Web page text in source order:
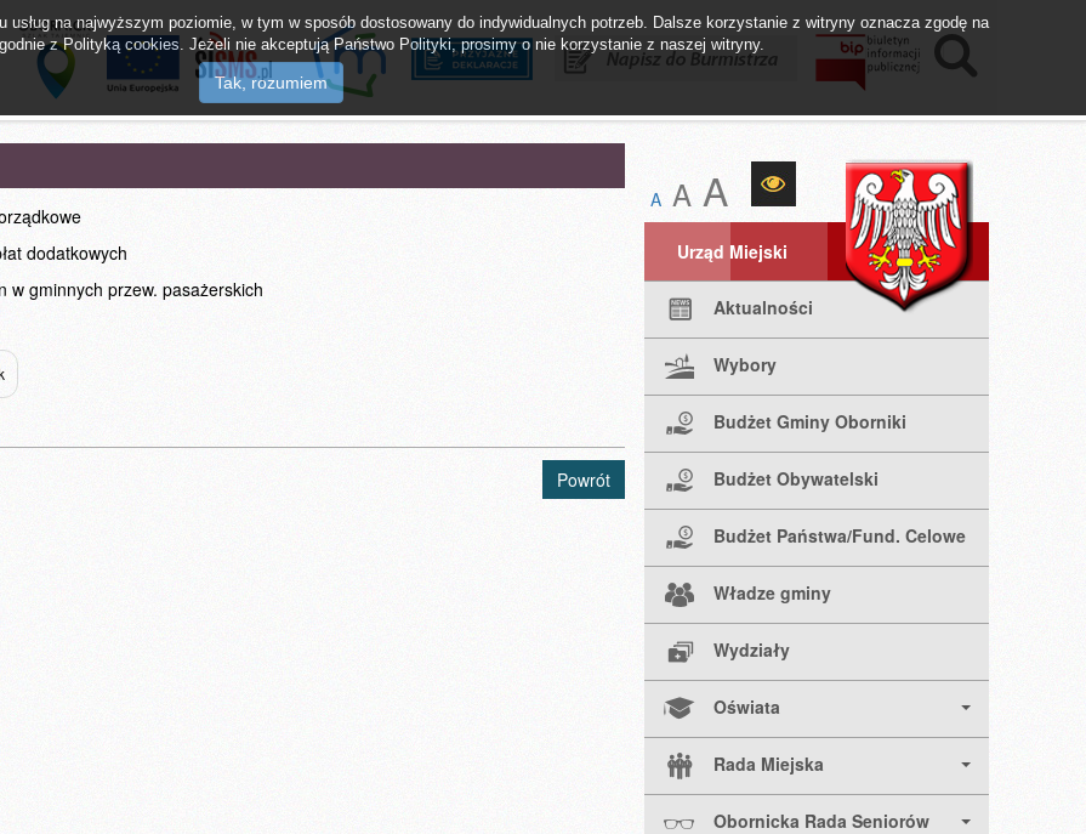
A A A
Urząd Miejski
Aktualności
Wybory
Budżet Gminy Oborniki
Budżet Obywatelski
Budżet Państwa/Fund. Celowe
Władze gminy
Wydziały
Oświata
Rada Miejska
Obornicka Rada Seniorów
dodatkowych
w gminnych przew. pasażerskich
Powrót
na najwyższym poziomie, w tym w sposób dostosowany do indywidualnych potrzeb. Dalsze korzystanie z witryny oznacza zgodę na
z Polityką cookies. Jeżeli nie akceptują Państwo Polityki, prosimy o nie korzystanie z naszej witryny.